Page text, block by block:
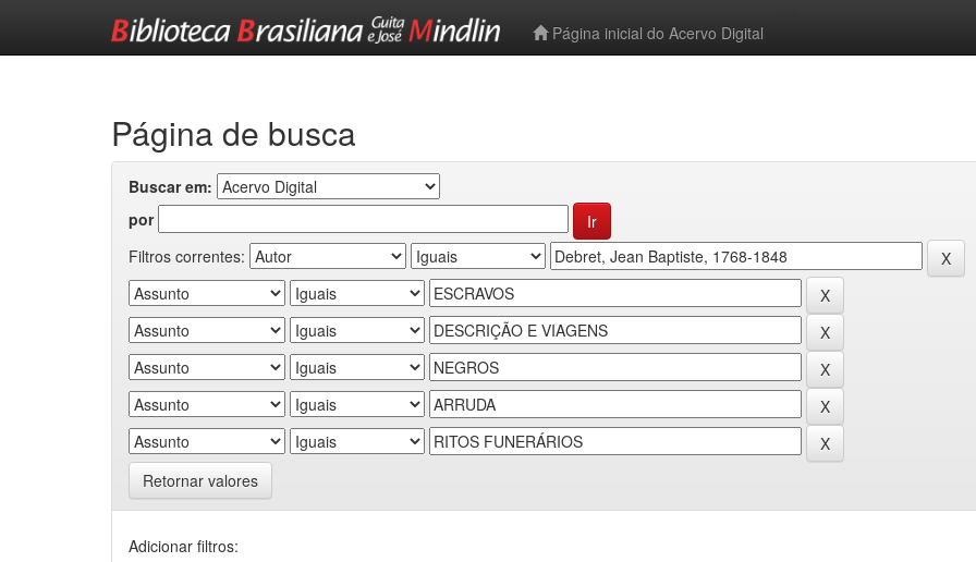
Página inicial do Acervo Digital
Página de busca
Buscar em:
por
Filtros correntes:
Retornar valores
Adicionar filtros: